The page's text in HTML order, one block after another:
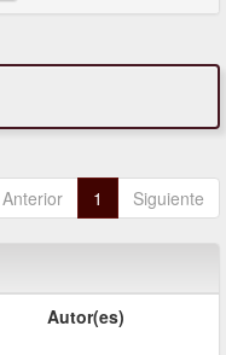
Anterior 1 Siguiente
Autor(es)